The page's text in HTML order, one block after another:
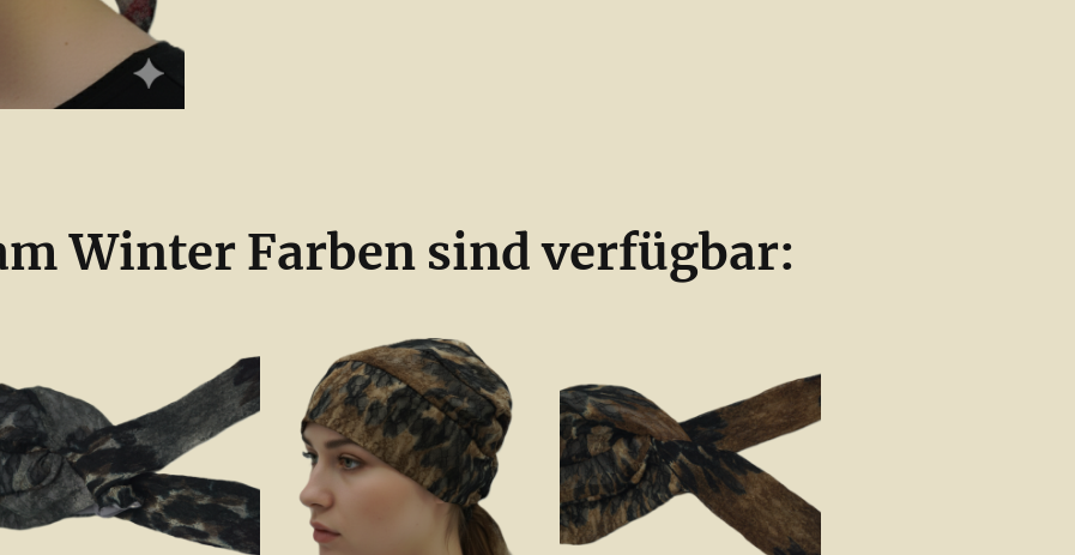
Winter Farben sind verfügbar: